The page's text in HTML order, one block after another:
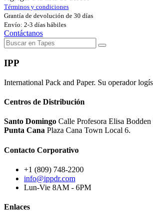
Términos y condiciones
Grantía de devolución de 30 días
Envío: 2-3 días hábiles
Contáctanos
IPP
International Pack and Paper. Su operador
Centros de Distribución
Santo Domingo Calle Profesora Elisa
Punta Cana Plaza Cana Town Local 6.
Contacto Corporativo
+1 (809) 748-2200
info@ippdr.com
Lun-Vie 8AM - 6PM
Enlaces